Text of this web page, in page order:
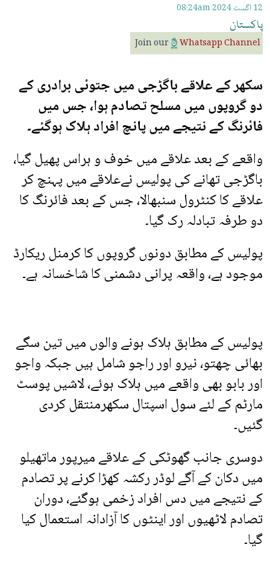
12 اگست 2024 08:24am
پاکستان
Join our Whatsapp Channel
سکھر کے علاقے باگڑجی میں جتوئی برادری کے
دو گروپوں میں مسلح تصادم ہوا، جس میں
فائرنگ کے نتیجے میں پانچ افراد ہلاک ہوگئے۔
واقعے کے بعد علاقے میں خوف و ہراس پھیل گیا،
باگڑجی تھانے کی پولیس نےعلاقے میں پہنچ کر
علاقے کا کنٹرول سنبھالا، جس کے بعد فائرنگ کا
دو طرفہ تبادلہ رک گیا۔
پولیس کے مطابق دونوں گروپوں کا کرمنل ریکارڈ
موجود ہے، واقعہ پرانی دشمنی کا شاخسانہ ہے۔
پولیس کے مطابق ہلاک ہونے والوں میں تین سگے
بھائی چھتو، نیرو اور راجو شامل ہیں جبکہ واجو
اور بابو بھی واقعے میں ہلاک ہوئے، لاشیں پوسٹ
مارٹم کے لئے سول اسپتال سکھرمنتقل کردی
گئیں۔
دوسری جانب گھوٹکی کے علاقے میرپور ماتھیلو
میں دکان کے آگے لوڈر رکشہ کھڑا کرنے پر تصادم
کے نتیجے میں دس افراد زخمی ہوگئے، دوران
تصادم لاٹھیوں اور اینٹوں کا آزادانہ استعمال کیا
گیا۔